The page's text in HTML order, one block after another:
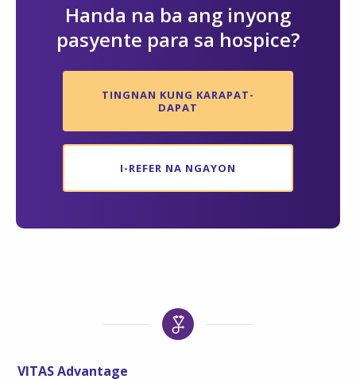
Handa na ba ang inyong
pasyente para sa hospice?
TINGNAN KUNG KARAPAT-
DAPAT
I-REFER NA NGAYON
VITAS Advantage